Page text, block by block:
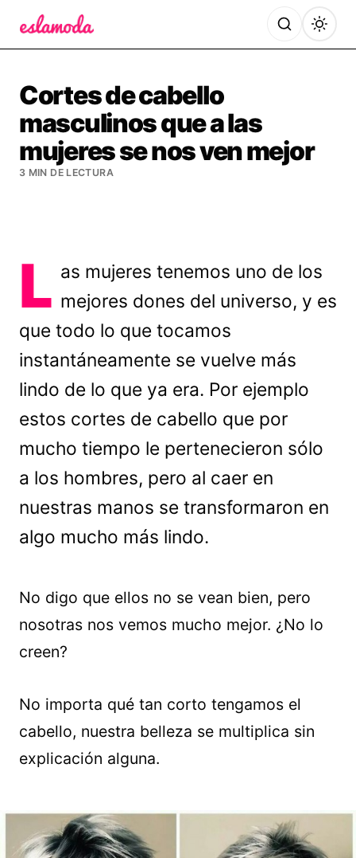
Cortes de cabello
masculinos que a las
mujeres se nos ven mejor
3 MIN DE LECTURA
L as mujeres tenemos uno de los
mejores dones del universo, y es
que todo lo que tocamos
instantáneamente se vuelve más
lindo de lo que ya era. Por ejemplo
estos cortes de cabello que por
mucho tiempo le pertenecieron sólo
a los hombres, pero al caer en
nuestras manos se transformaron en
algo mucho más lindo.
No digo que ellos no se vean bien, pero
nosotras nos vemos mucho mejor. ¿No lo
creen?
No importa qué tan corto tengamos el
cabello, nuestra belleza se multiplica sin
explicación alguna.